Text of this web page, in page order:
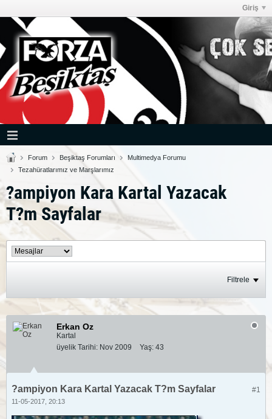
Giriş
Forum Beşiktaş Forumları
Multimedya Forumu
Tezahüratlarımız ve Marşlarımız
?ampiyon Kara Kartal Yazacak
T?m Sayfalar
Filtrele
Erkan Oz
Kartal
üyelik Tarihi: Nov 2009 Yaş: 43
#1
?ampiyon Kara Kartal Yazacak T?m Sayfalar
11-05-2017, 20:13